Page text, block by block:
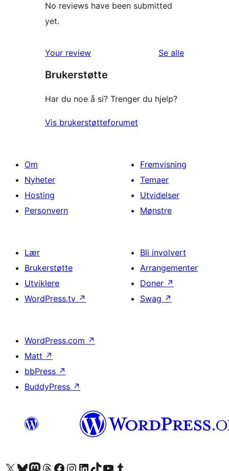
No reviews have been submitted
yet.
Your review Se alleomtalene
Brukerstøtte
Har du noe å si? Trenger du hjelp?
Vis brukerstøtteforumet
Om
Nyheter
Hosting
Personvern
Fremvisning
Temaer
Utvidelser
Mønstre
Lær
Brukerstøtte
Utviklere
WordPress.tv ↗
Bli involvert
Arrangementer
Doner ↗
Swag ↗
WordPress.com ↗
Matt ↗
bbPress ↗
BuddyPress ↗
Besøk vår konto på X Visit our Bluesky account
Besøk vår Mastodon-konto
Visit our Threads account
Besøk vår Facebook-sideBesøk vår Instagram-konto
Besøk vår LinkedIn-konto
Visit our TikTok account
Visit our YouTube channel
Visit our Tumblr account